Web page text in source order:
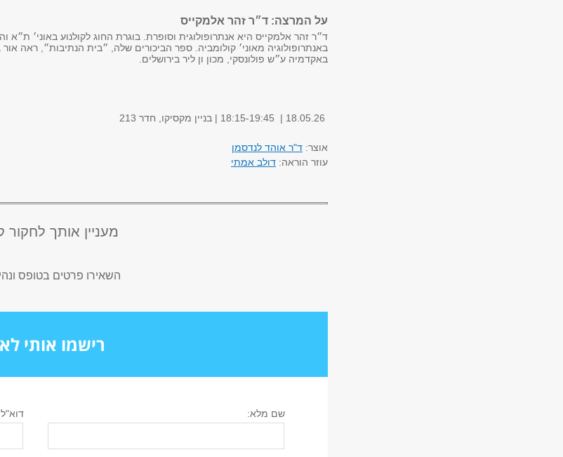
על המרצה: ד״ר זהר אלמקייס
ד״ר זהר אלמקייס היא אנתרופולוגית וסופרת. בוגרת החוג לקולנוע באוני׳
באנתרופולוגיה מאוני׳ קולומביה. ספר הביכורים שלה, ״בית הנתיבות״, ראה
באקדמיה ע״ש פולונסקי, מכון ון ליר בירושלים.
אוצר: ד"ר אוהד לנדסמן
עוזר הוראה: דולב אמתי
מעניין אותך לחקור
השאירו פרטים בטופס
רישמו אותי
שם מלא: